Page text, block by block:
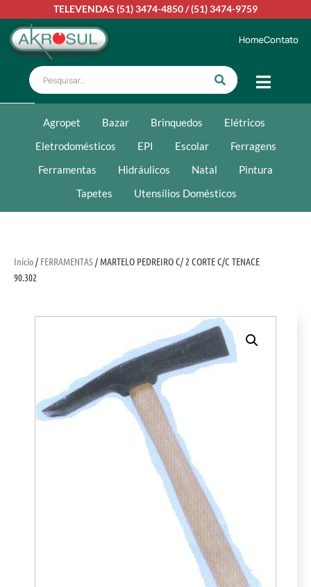
TELEVENDAS (51) 3474-4850/(51) 3474-9759
HomeContato
Agropet Bazar Brinquedos
Elétricos
Eletrodomésticos
EPI Escolar
Ferragens
Ferramentas
Hidráulicos Natal
Pintura
Tapetes
Utensílios Domésticos
Início/ FERRAMENTAS/ MARTELO PEDREIRO C/ 2 CORTE C/C TENACE
90.302